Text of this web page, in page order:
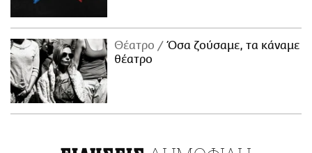
Θέατρο
Όσα ζούσαμε, τα κάναμε
θέατρο